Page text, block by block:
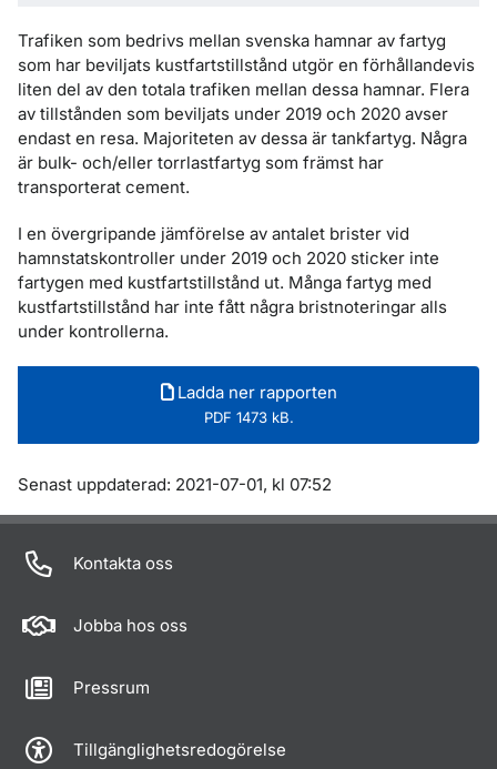
Trafiken som bedrivs mellan svenska hamnar av fartyg
som har beviljats kustfartstillstånd utgör en förhållandevis
liten del av den totala trafiken mellan dessa hamnar. Flera
av tillstånden som beviljats under 2019 och 2020 avser
endast en resa. Majoriteten av dessa är tankfartyg. Några
är bulk- och/eller torrlastfartyg som främst har
transporterat cement.
I en övergripande jämförelse av antalet brister vid
hamnstatskontroller under 2019 och 2020 sticker inte
fartygen med kustfartstillstånd ut. Många fartyg med
kustfartstillstånd har inte fått några bristnoteringar alls
under kontrollerna.
Ladda ner rapporten
PDF 1473 kB.
Om sidan
Senast uppdaterad: 2021-07-01, kl 07:52
Kontakta oss
Jobba hos oss
Pressrum
Tillgänglighetsredogörelse